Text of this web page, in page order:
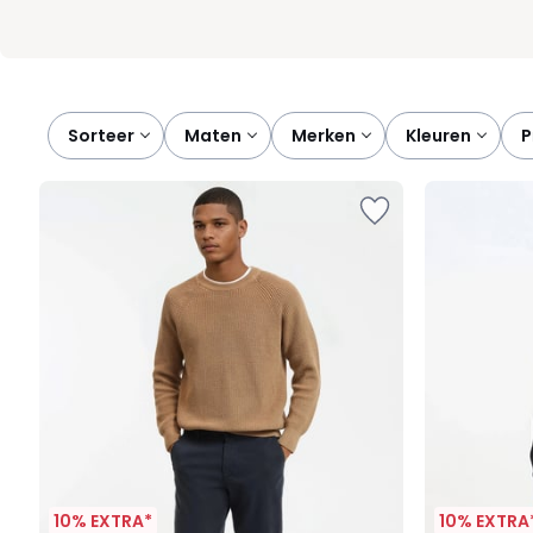
Sorteer maten merken kleuren
10% EXTRA* 10%